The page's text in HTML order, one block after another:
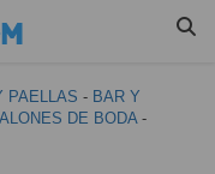
PAELLAS - BAR Y
DE BODA-